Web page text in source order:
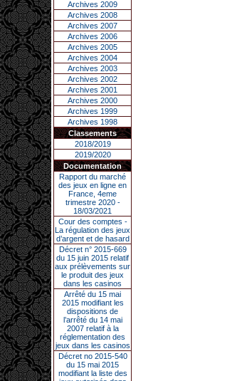
Archives 2009
Archives 2008
Archives 2007
Archives 2006
Archives 2005
Archives 2004
Archives 2003
Archives 2002
Archives 2001
Archives 2000
Archives 1999
Archives 1998
Classements
2018/2019
2019/2020
Documentation
Rapport du marché
des jeux en ligne en
France, 4eme
trimestre 2020 -
18/03/2021
Cour des comptes -
La régulation des jeux
d’argent et de hasard
Décret n° 2015-669
du 15 juin 2015 relatif
aux prélèvements sur
le produit des jeux
dans les casinos
Arrêté du 15 mai
2015 modifiant les
dispositions de
l’arrêté du 14 mai
2007 relatif à la
réglementation des
jeux dans les casinos
Décret no 2015-540
du 15 mai 2015
modifiant la liste des